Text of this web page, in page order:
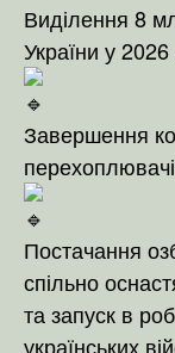
Виділення 8
України у 2026
Завершення
Постачання
спільно
та запуск в
українських